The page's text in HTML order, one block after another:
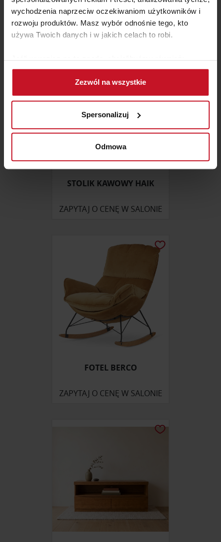
wychodzenia naprzeciw oczekiwaniom użytkowników i
rozwoju produktów. Masz wybór odnośnie tego, kto
używa Twoich danych i w jakich celach to robi.
Jeśli wyrazisz na to zgodę, chcielibyśmy również:
Gromadzić dane dotyczące Twojej lokalizacji
geograficznej z dokładnością nawet do kilku metrów
Identyfikować Twoje urządzenie, aktywnie
(fingerprinting, czyli wirtualny odcisk palca)
Dowiedz się więcej odnośnie tego, jak Twoje osobiste
dane są przetwarzane oraz ustaw własne preferencje w
zmienić lub wycofać swoją zgodę w dowolnej chwili.
analizować ruch w naszej witrynie. Informacje o tym, jak
społecznościowym, reklamowym i analitycznym.
Partnerzy mogą połączyć te informacje z innymi danymi
otrzymanymi od Ciebie lub uzyskanymi podczas
Zezwól na wszystkie
Spersonalizuj
Odmowa
ZAPYTAJ O CENĘ W SALONIE
STOLIK KAWOWY HAIK
ZAPYTAJ O CENĘ W SALONIE
FOTEL BERCO
ZAPYTAJ O CENĘ W SALONIE